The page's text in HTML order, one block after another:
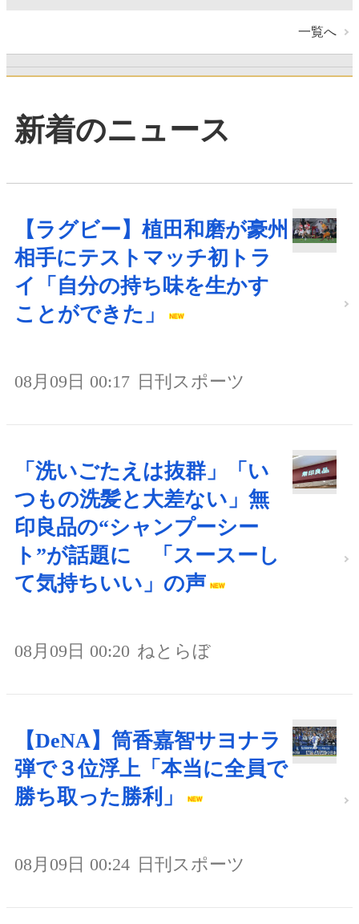
一覧へ
新着のニュース
【ラグビー】植田和磨が豪州
相手にテストマッチ初トラ
イ「自分の持ち味を生かす
ことができた」
08月09日 00:17 日刊スポーツ
「洗いごたえは抜群」「い
つもの洗髪と大差ない」無
印良品の“シャンプーシー
ト”が話題に 「スースーし
て気持ちいい」の声
08月09日 00:20 ねとらぼ
【DeNA】筒香嘉智サヨナラ
弾で３位浮上「本当に全員で
勝ち取った勝利」
08月09日 00:24 日刊スポーツ